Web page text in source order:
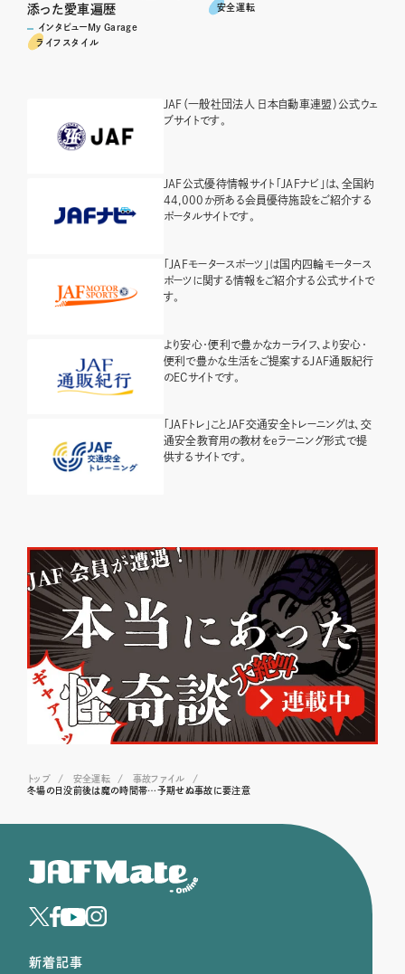
添った愛車遍歴
インタビューMy Garage
ライフスタイル
安全運転
JAF（一般社団法人 日本自動車連盟）公式ウェ
ブサイトです。
JAF公式優待情報サイト「JAFナビ」は、全国約
44,000か所ある会員優待施設をご紹介する
ポータルサイトです。
「JAFモータースポーツ」は国内四輪モータース
ポーツに関する情報をご紹介する公式サイトで
す。
より安心・便利で豊かなカーライフ、より安心・
便利で豊かな生活をご提案するJAF通販紀行
のECサイトです。
「JAFトレ」ことJAF交通安全トレーニングは、交
通安全教育用の教材をeラーニング形式で提
供するサイトです。
トップ 安全運転
事故ファイル
冬場の日没前後は魔の時間帯…予期せぬ事故に要注意
新着記事